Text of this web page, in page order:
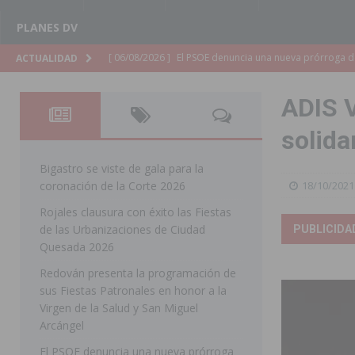
PLANES DV
ACTUALIDAD [ 06/08/2026 ] La Diputación destina dos millones de
[ 06/08/2026 ]
Vegavacaciones 2026 amplía su
SAN MIGUEL DE SALINAS
[ 06/08/2026 ] La Diputación de Alicante inyectará
[ 06/08/2026 ] San Miguel de Salinas abre las
Patronales 2026
SAN MIGUEL DE SALINAS
[ 06/08/2026 ]
La Escuela Municipal de Música de
curso 2026-2027
MONTESINOS
ADIS
18/10/2021
Bigastro se viste de gala para la
coronación de la Corte 2026
Rojales clausura con éxito las Fiestas
de las Urbanizaciones de Ciudad
Quesada 2026
Redován presenta la programación de
sus Fiestas Patronales en honor a la
Virgen de la Salud y San Miguel
Arcángel
El PSOE denuncia una nueva prórroga